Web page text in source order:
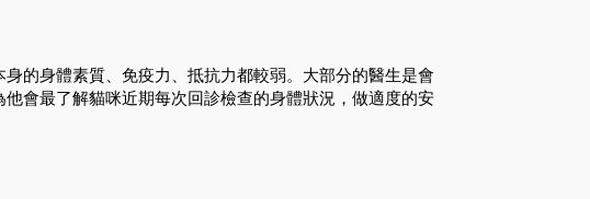
的身體素質、免疫力、抵抗力都較弱。大部分的醫生是會
會最了解貓咪近期每次回診檢查的身體狀況，做適度的安